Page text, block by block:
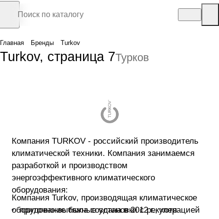
Главная Бренды Turkov
Turkov, страница 7Турков
Компания TURKOV - российский производитель
климатической техники. Компания занимаемся
разработкой и производством
энергоэффективного климатического
оборудования:
приточно-вытяжные установки с рекуперацией
Компания Turkov, производящая климатическое
оборудование была создана в 2012 г., хотя